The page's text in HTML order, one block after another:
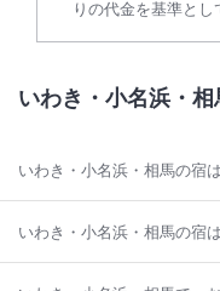
りの代金を基準とし
いわき・小名浜・
いわき・小名浜・相馬の宿
いわき・小名浜・相馬の宿